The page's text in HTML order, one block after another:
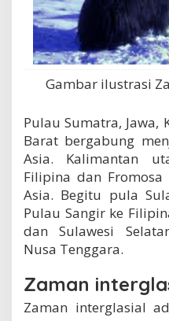
Gambar ilustrasi
Pulau Sumatra, Jawa,
Barat bergabung
Asia. Kalimantan
Filipina dan Fromosa
Asia. Begitu pula
Pulau Sangir ke
dan Sulawesi
Nusa Tenggara.
Zaman
Zaman interglasial